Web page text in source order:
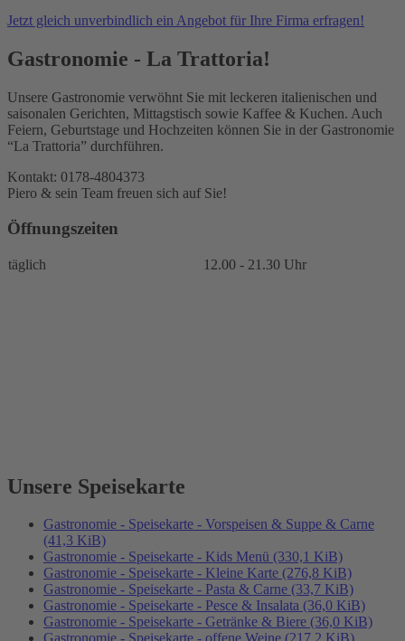
Jetzt gleich unverbindlich ein Angebot für Ihre Firma erfragen!
Gastronomie - La Trattoria!
Unsere Gastronomie verwöhnt Sie mit leckeren italienischen und
saisonalen Gerichten, Mittagstisch sowie Kaffee & Kuchen. Auch
Feiern, Geburtstage und Hochzeiten können Sie in der Gastronomie
“La Trattoria” durchführen.
Kontakt: 0178-4804373
Piero & sein Team freuen sich auf Sie!
Öffnungszeiten
täglich 12.00 - 21.30 Uhr
Unsere Speisekarte
Gastronomie - Speisekarte - Vorspeisen & Suppe & Carne
(41,3 KiB)
Gastronomie - Speisekarte - Kids Menü (330,1 KiB)
Gastronomie - Speisekarte - Kleine Karte (276,8 KiB)
Gastronomie - Speisekarte - Pasta & Carne (33,7 KiB)
Gastronomie - Speisekarte - Pesce & Insalata (36,0 KiB)
Gastronomie - Speisekarte - Getränke & Biere (36,0 KiB)